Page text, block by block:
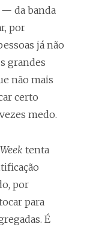
da banda
por
já não
grandes
não mais
certo
medo.
tenta
por
para
É